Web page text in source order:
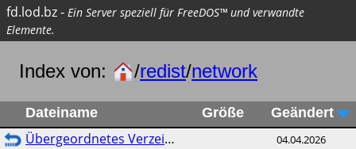
fd.lod.bz- Ein Server speziell für FreeDOS™ und verwandte
Elemente.
Index von: /redist/network
Dateiname Größe Geändert
Übergeordnetes Verzeichnis 04.04.2026